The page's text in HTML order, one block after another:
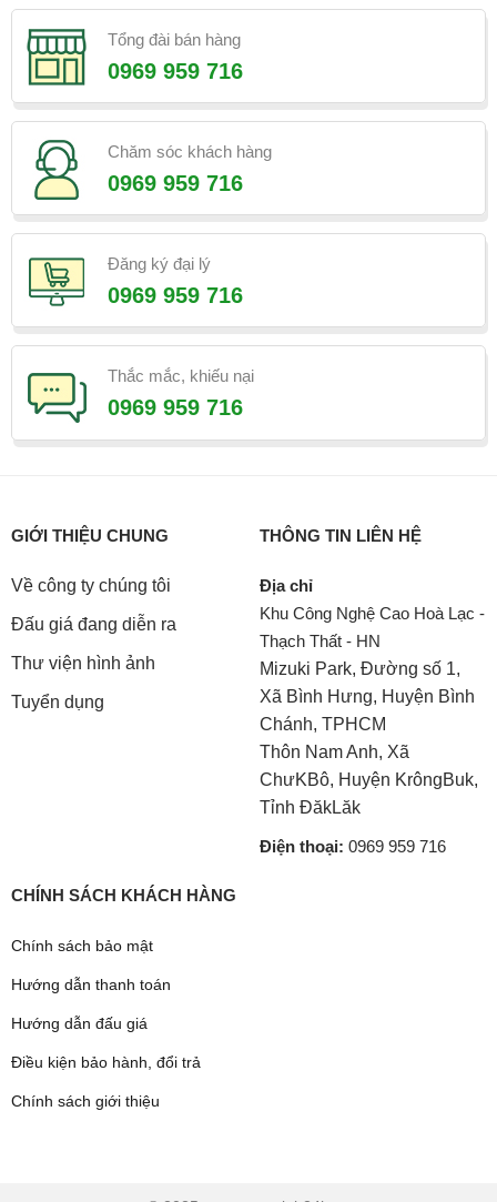
Tổng đài bán hàng
0969 959 716
Chăm sóc khách hàng
0969 959 716
Đăng ký đại lý
0969 959 716
Thắc mắc, khiếu nại
0969 959 716
GIỚI THIỆU CHUNG
Về công ty chúng tôi
Đấu giá đang diễn ra
Thư viện hình ảnh
Tuyển dụng
THÔNG TIN LIÊN HỆ
Địa chỉ
Khu Công Nghệ Cao Hoà Lạc -
Thạch Thất - HN
Mizuki Park, Đường số 1,
Xã Bình Hưng, Huyện Bình
Chánh, TPHCM
Thôn Nam Anh, Xã
ChưKBô, Huyện KrôngBuk,
Tỉnh ĐăkLăk
Điện thoại: 0969 959 716
CHÍNH SÁCH KHÁCH HÀNG
Chính sách bảo mật
Hướng dẫn thanh toán
Hướng dẫn đấu giá
Điều kiện bảo hành, đổi trả
Chính sách giới thiệu